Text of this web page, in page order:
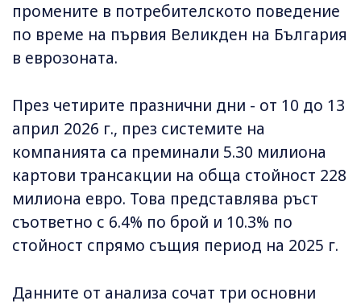
промените в потребителското поведение
по време на първия Великден на България
в еврозоната.
През четирите празнични дни - от 10 до 13
април 2026 г., през системите на
компанията са преминали 5.30 милиона
картови трансакции на обща стойност 228
милиона евро. Това представлява ръст
съответно с 6.4% по брой и 10.3% по
стойност спрямо същия период на 2025 г.
Данните от анализа сочат три основни